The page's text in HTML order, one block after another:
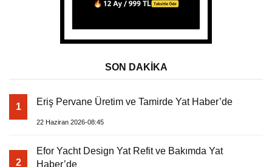
SON DAKİKA
1 Eriş Pervane Üretim ve Tamirde Yat Haber’de
22 Haziran 2026-08:45
2
Efor Yacht Design Yat Refit ve Bakımda Yat
Haber’de